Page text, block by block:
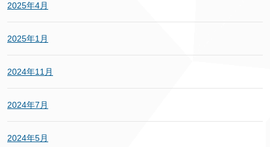
2025年4月
2025年1月
2024年11月
2024年7月
2024年5月